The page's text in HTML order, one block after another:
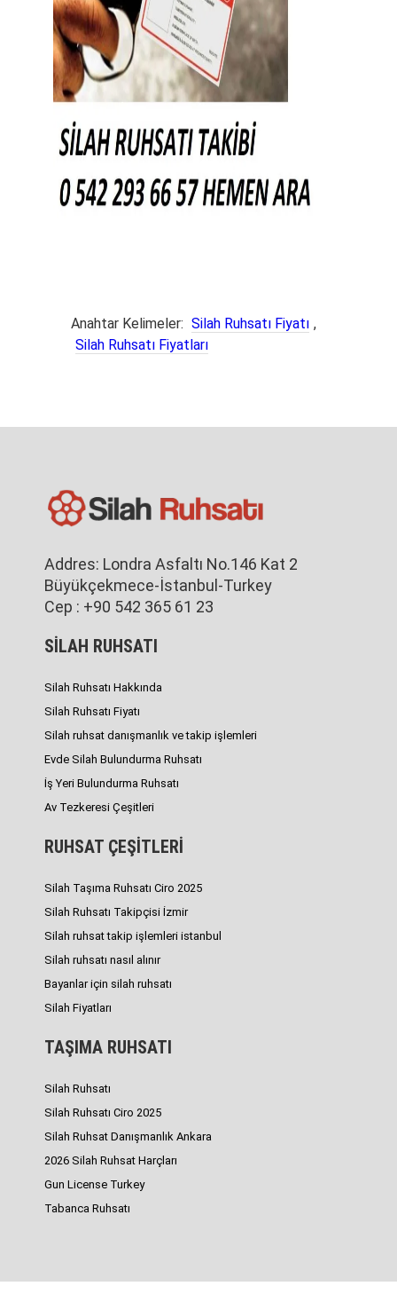
Anahtar Kelimeler: Silah Ruhsatı Fiyatı ,
Silah Ruhsatı Fiyatları
Addres: Londra Asfaltı No.146 Kat 2
Büyükçekmece-İstanbul-Turkey
Cep : +90 542 365 61 23
SİLAH RUHSATI
Silah Ruhsatı Hakkında
Silah Ruhsatı Fiyatı
Silah ruhsat danışmanlık ve takip işlemleri
Evde Silah Bulundurma Ruhsatı
İş Yeri Bulundurma Ruhsatı
Av Tezkeresi Çeşitleri
RUHSAT ÇEŞİTLERİ
Silah Taşıma Ruhsatı Ciro 2025
Silah Ruhsatı Takipçisi İzmir
Silah ruhsat takip işlemleri istanbul
Silah ruhsatı nasıl alınır
Bayanlar için silah ruhsatı
Silah Fiyatları
TAŞIMA RUHSATI
Silah Ruhsatı
Silah Ruhsatı Ciro 2025
Silah Ruhsat Danışmanlık Ankara
2026 Silah Ruhsat Harçları
Gun License Turkey
Tabanca Ruhsatı